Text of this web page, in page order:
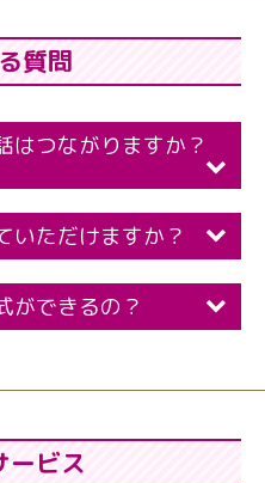
質問
はつながりますか？
いただけますか？
ができるの？
ービス